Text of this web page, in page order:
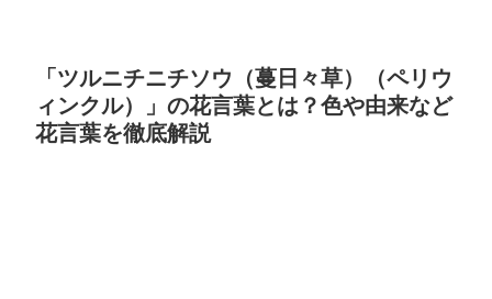
「ツルニチニチソウ（蔓日々草）（ペリウ
ィンクル）」の花言葉とは？色や由来など
花言葉を徹底解説